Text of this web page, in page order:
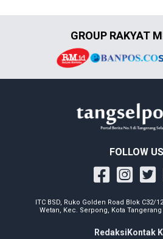
GROUP RAKYAT
FOLLOW US
ITC BSD, Ruko Golden Road Blok C32/
Wetan, Kec. Serpong, Kota Tangerang
Redaksi Kontak